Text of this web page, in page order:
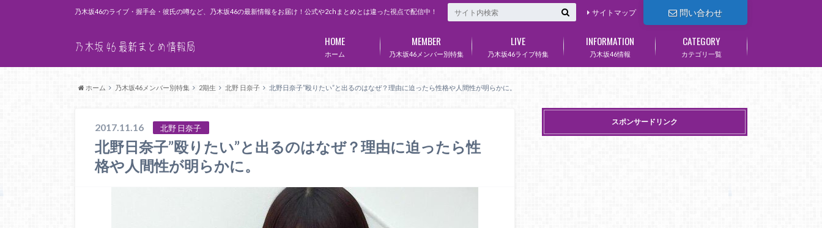
乃木坂46のライブ・握手会・彼氏の噂など、乃木坂46の最新情報をお届け！公式や2chまとめとは違った視点で配信中！ 問い合わせ
サイトマップ
ホーム
HOME
乃木坂46メンバー別特集
MEMBER
乃木坂46ライブ特集
LIVE
乃木坂46情報
INFORMATION
カテゴリ一覧
CATEGORY
ホーム 乃木坂46メンバー別特集 2期生 北野 日奈子 北野日奈子”殴りたい”と出るのはなぜ？理由に迫ったら性格や人間性が明らかに。
2017.11.16 北野 日奈子
北野日奈子”殴りたい”と出るのはなぜ？理由に迫ったら性
格や人間性が明らかに。
スポンサードリンク